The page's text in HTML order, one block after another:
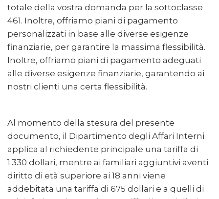
totale della vostra domanda per la sottoclasse
461. Inoltre, offriamo piani di pagamento
personalizzati in base alle diverse esigenze
finanziarie, per garantire la massima flessibilità.
Inoltre, offriamo piani di pagamento adeguati
alle diverse esigenze finanziarie, garantendo ai
nostri clienti una certa flessibilità.
Al momento della stesura del presente
documento, il Dipartimento degli Affari Interni
applica al richiedente principale una tariffa di
1.330 dollari, mentre ai familiari aggiuntivi aventi
diritto di età superiore ai 18 anni viene
addebitata una tariffa di 675 dollari e a quelli di